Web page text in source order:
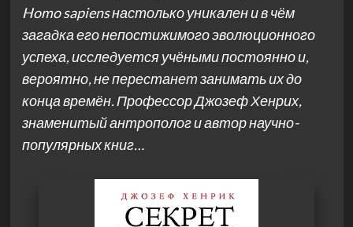
Homo sapiens настолько уникален и в чём
загадка его непостижимого эволюционного
успеха, исследуется учёными постоянно и,
вероятно, не перестанет занимать их до
конца времён. Профессор Джозеф Хенрих,
знаменитый антрополог и автор научно-
популярных книг…